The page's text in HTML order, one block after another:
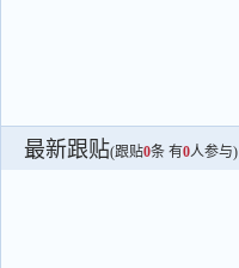
最新跟贴(跟贴0条 有0人参与)